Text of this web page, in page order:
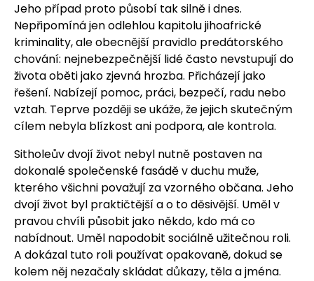
Jeho případ proto působí tak silně i dnes.
Nepřipomíná jen odlehlou kapitolu jihoafrické
kriminality, ale obecnější pravidlo predátorského
chování: nejnebezpečnější lidé často nevstupují do
života oběti jako zjevná hrozba. Přicházejí jako
řešení. Nabízejí pomoc, práci, bezpečí, radu nebo
vztah. Teprve později se ukáže, že jejich skutečným
cílem nebyla blízkost ani podpora, ale kontrola.
Sitholeův dvojí život nebyl nutně postaven na
dokonalé společenské fasádě v duchu muže,
kterého všichni považují za vzorného občana. Jeho
dvojí život byl praktičtější a o to děsivější. Uměl v
pravou chvíli působit jako někdo, kdo má co
nabídnout. Uměl napodobit sociálně užitečnou roli.
A dokázal tuto roli používat opakovaně, dokud se
kolem něj nezačaly skládat důkazy, těla a jména.